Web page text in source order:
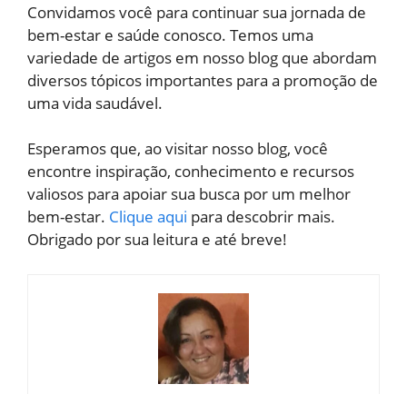
Convidamos você para continuar sua jornada de
bem-estar e saúde conosco. Temos uma
variedade de artigos em nosso blog que abordam
diversos tópicos importantes para a promoção de
uma vida saudável.
Esperamos que, ao visitar nosso blog, você
encontre inspiração, conhecimento e recursos
valiosos para apoiar sua busca por um melhor
bem-estar. Clique aqui para descobrir mais.
Obrigado por sua leitura e até breve!